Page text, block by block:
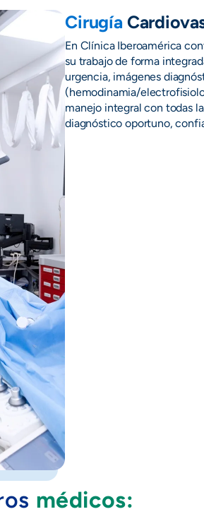
Cirugía
En Clínica Iberoamérica
su trabajo de forma
urgencia, imágenes
(hemodinamia/
manejo integral con todas
diagnóstico oportuno,
médicos: